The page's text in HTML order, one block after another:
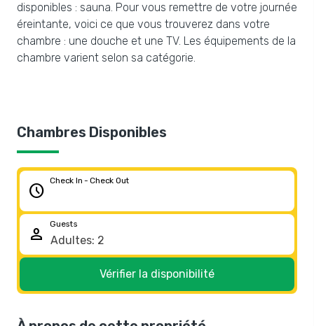
disponibles : sauna. Pour vous remettre de votre journée
éreintante, voici ce que vous trouverez dans votre
chambre : une douche et une TV. Les équipements de la
chambre varient selon sa catégorie.
Chambres Disponibles
schedule
Check In - Check Out
person
Guests
Vérifier la disponibilité